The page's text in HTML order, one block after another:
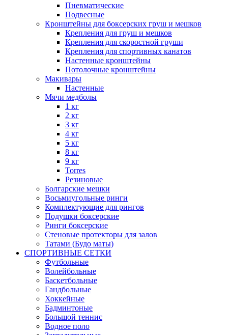
Пневматические
Подвесные
Кронштейны для боксерских груш и мешков
Крепления для груш и мешков
Крепления для скоростной груши
Крепления для спортивных канатов
Настенные кронштейны
Потолочные кронштейны
Макивары
Настенные
Мячи медболы
1 кг
2 кг
3 кг
4 кг
5 кг
8 кг
9 кг
Torres
Резиновые
Болгарские мешки
Восьмиугольные ринги
Комплектующие для рингов
Подушки боксерские
Ринги боксерские
Стеновые протекторы для залов
Татами (Будо маты)
СПОРТИВНЫЕ СЕТКИ
Футбольные
Волейбольные
Баскетбольные
Гандбольные
Хоккейные
Бадминтоные
Большой теннис
Водное поло